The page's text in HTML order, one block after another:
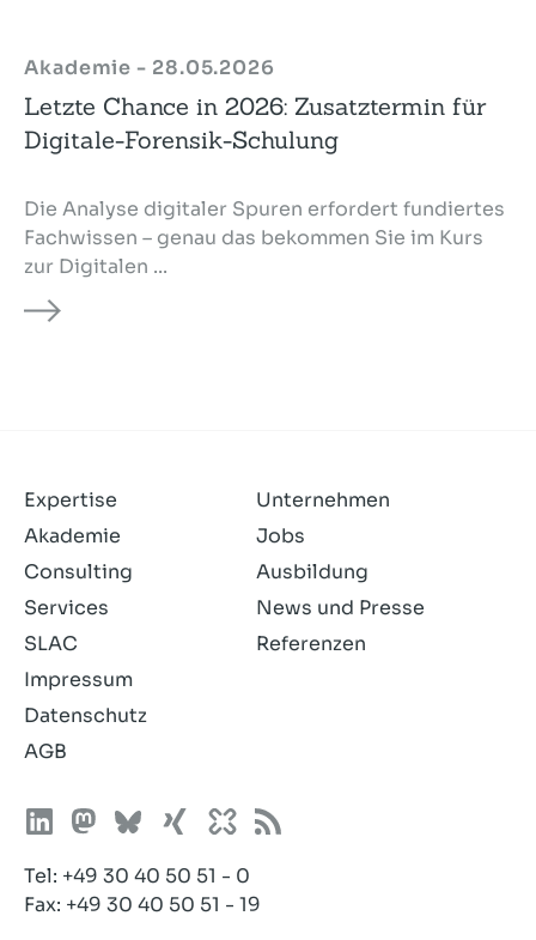
Akademie - 28.05.2026
Letzte Chance in 2026: Zusatztermin für
Digitale-Forensik-Schulung
Die Analyse digitaler Spuren erfordert fundiertes
Fachwissen – genau das bekommen Sie im Kurs
zur Digitalen ...
Expertise
Akademie
Consulting
Services
SLAC
Unternehmen
Jobs
Ausbildung
News und Presse
Referenzen
Impressum
Datenschutz
AGB
Tel: +49 30 40 50 51 - 0
Fax: +49 30 40 50 51 - 19